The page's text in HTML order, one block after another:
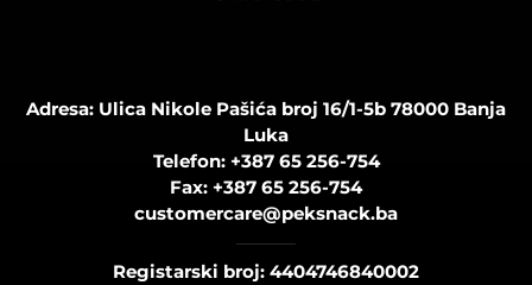
Adresa: Ulica Nikole Pašića broj 16/1-5b 78000 Banja
Luka
Telefon: +387 65 256-754
Fax: +387 65 256-754
customercare@peksnack.ba
Registarski broj: 4404746840002